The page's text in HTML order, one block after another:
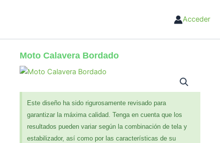
Acceder
Moto Calavera Bordado
Este diseño ha sido rigurosamente revisado para
garantizar la máxima calidad. Tenga en cuenta que los
resultados pueden variar según la combinación de tela y
estabilizador, así como por las características de su